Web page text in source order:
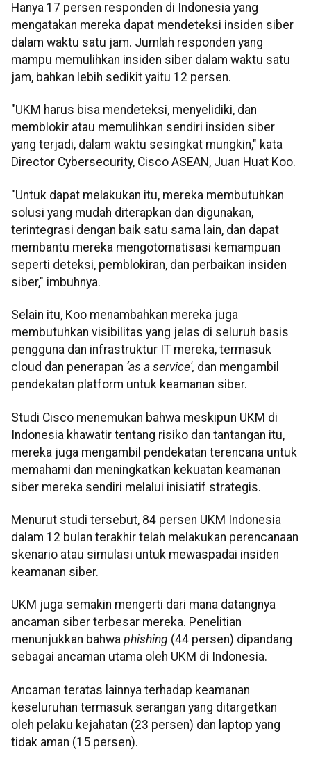
Hanya 17 persen responden di Indonesia yang
mengatakan mereka dapat mendeteksi insiden siber
dalam waktu satu jam. Jumlah responden yang
mampu memulihkan insiden siber dalam waktu satu
jam, bahkan lebih sedikit yaitu 12 persen.
"UKM harus bisa mendeteksi, menyelidiki, dan
memblokir atau memulihkan sendiri insiden siber
yang terjadi, dalam waktu sesingkat mungkin," kata
Director Cybersecurity, Cisco ASEAN, Juan Huat Koo.
"Untuk dapat melakukan itu, mereka membutuhkan
solusi yang mudah diterapkan dan digunakan,
terintegrasi dengan baik satu sama lain, dan dapat
membantu mereka mengotomatisasi kemampuan
seperti deteksi, pemblokiran, dan perbaikan insiden
siber," imbuhnya.
Selain itu, Koo menambahkan mereka juga
membutuhkan visibilitas yang jelas di seluruh basis
pengguna dan infrastruktur IT mereka, termasuk
cloud dan penerapan ‘as a service', dan mengambil
pendekatan platform untuk keamanan siber.
Studi Cisco menemukan bahwa meskipun UKM di
Indonesia khawatir tentang risiko dan tantangan itu,
mereka juga mengambil pendekatan terencana untuk
memahami dan meningkatkan kekuatan keamanan
siber mereka sendiri melalui inisiatif strategis.
Menurut studi tersebut, 84 persen UKM Indonesia
dalam 12 bulan terakhir telah melakukan perencanaan
skenario atau simulasi untuk mewaspadai insiden
keamanan siber.
UKM juga semakin mengerti dari mana datangnya
ancaman siber terbesar mereka. Penelitian
menunjukkan bahwa phishing (44 persen) dipandang
sebagai ancaman utama oleh UKM di Indonesia.
Ancaman teratas lainnya terhadap keamanan
keseluruhan termasuk serangan yang ditargetkan
oleh pelaku kejahatan (23 persen) dan laptop yang
tidak aman (15 persen).